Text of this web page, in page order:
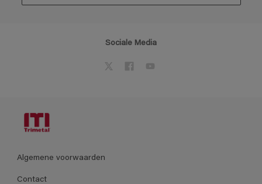
Sociale Media
Algemene voorwaarden
Contact